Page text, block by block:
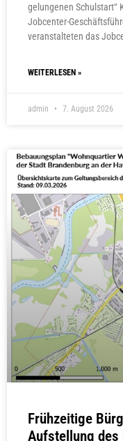
gelungenen Schulstart“
Jobcenter-
veranstalteten das
WEITERLESEN »
admin 7. August 2026
Frühzeitige
Aufstellung des